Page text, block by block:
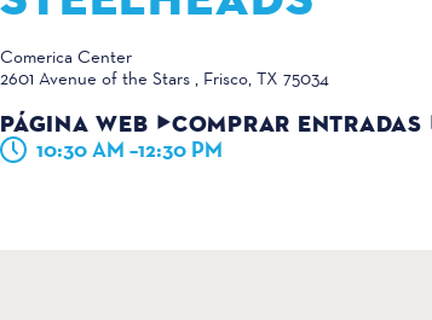
Comerica Center
2601 Avenue of the Stars
Frisco, TX 75034
PÁGINA WEB COMPRAR ENTRADAS
10:30 AM –12:30 PM